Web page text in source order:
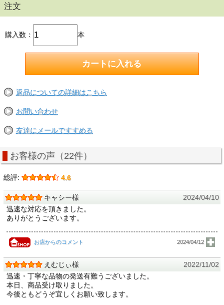
注文
購入数： 本
返品についての詳細はこちら
お問い合わせ
友達にメールですすめる
お客様の声（22件）
総評: 4.6
キャシー様
2024/04/10
迅速な対応を頂きました。
ありがとうございます。
お店からのコメント 2024/04/12
えむじぃ様
2022/11/02
迅速・丁寧な品物の発送有難うございました。
本日、商品受け取りました。
今後ともどうぞ宜しくお願い致します。